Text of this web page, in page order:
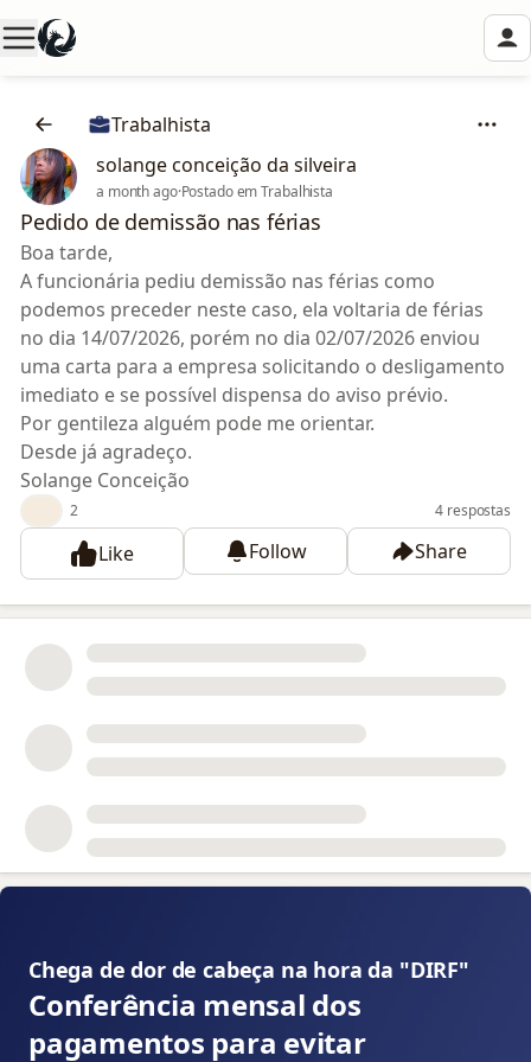
Trabalhista
solange conceição da silveira
a month ago·Postado em Trabalhista
Pedido de demissão nas férias
Boa tarde,
A funcionária pediu demissão nas férias como
podemos preceder neste caso, ela voltaria de férias
no dia 14/07/2026, porém no dia 02/07/2026 enviou
uma carta para a empresa solicitando o desligamento
imediato e se possível dispensa do aviso prévio.
Por gentileza alguém pode me orientar.
Desde já agradeço.
Solange Conceição
2 4 respostas
Like Follow Share
Chega de dor de cabeça na hora da "DIRF" 👇
Conferência mensal dos
pagamentos para evitar